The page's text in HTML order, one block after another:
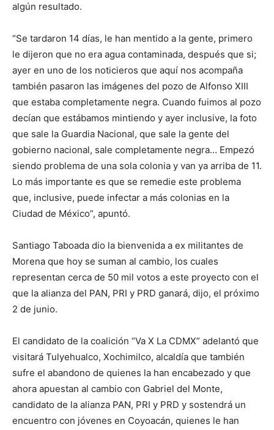
algún resultado.
“Se tardaron 14 días, le han mentido a la gente, primero
le dijeron que no era agua contaminada, después que si;
ayer en uno de los noticieros que aquí nos acompaña
también pasaron las imágenes del pozo de Alfonso XIII
que estaba completamente negra. Cuando fuimos al pozo
decían que estábamos mintiendo y ayer inclusive, la foto
que sale la Guardia Nacional, que sale la gente del
gobierno nacional, sale completamente negra… Empezó
siendo problema de una sola colonia y van ya arriba de 11.
Lo más importante es que se remedie este problema
que, inclusive, puede infectar a más colonias en la
Ciudad de México”, apuntó.
Santiago Taboada dio la bienvenida a ex militantes de
Morena que hoy se suman al cambio, los cuales
representan cerca de 50 mil votos a este proyecto con el
que la alianza del PAN, PRI y PRD ganará, dijo, el próximo
2 de junio.
El candidato de la coalición “Va X La CDMX” adelantó que
visitará Tulyehualco, Xochimilco, alcaldía que también
sufre el abandono de quienes la han encabezado y que
ahora apuestan al cambio con Gabriel del Monte,
candidato de la alianza PAN, PRI y PRD y sostendrá un
encuentro con jóvenes en Coyoacán, quienes le han